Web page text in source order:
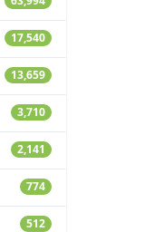
17,540
13,659
3,710
2,141
774
512